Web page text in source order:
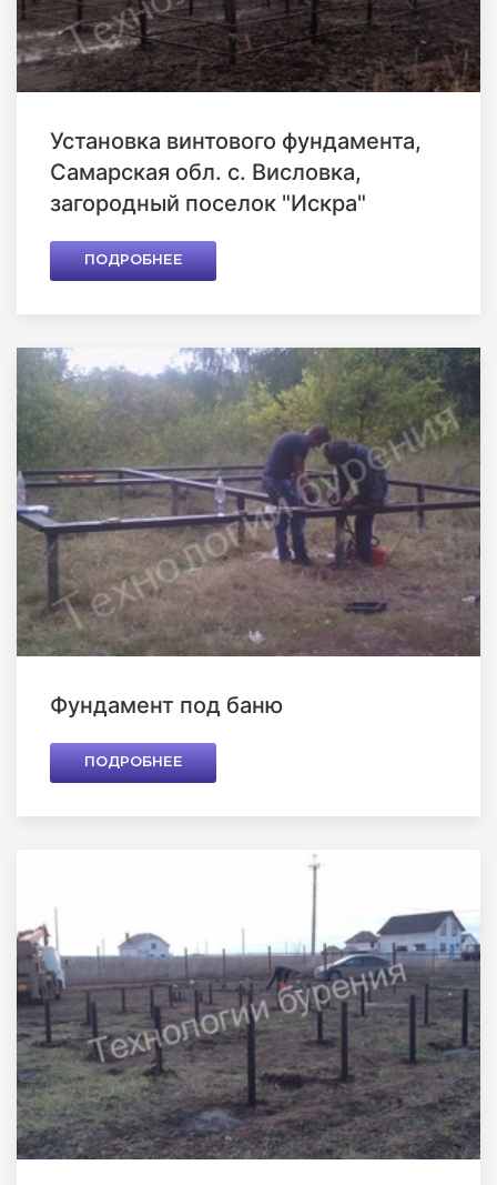
Установка винтового фундамента,
Самарская обл. с. Висловка,
загородный поселок "Искра"
ПОДРОБНЕЕ
Фундамент под баню
ПОДРОБНЕЕ